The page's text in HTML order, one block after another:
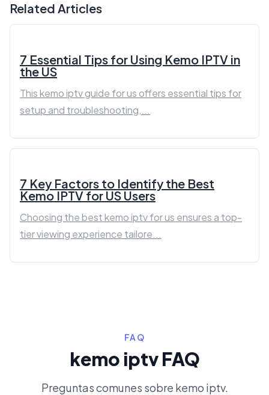
Related Articles
7 Essential Tips for Using Kemo IPTV in
the US
This kemo iptv guide for us offers essential tips for
setup and troubleshooting,...
7 Key Factors to Identify the Best
Kemo IPTV for US Users
Choosing the best kemo iptv for us ensures a top-
tier viewing experience tailore...
FAQ
kemo iptv FAQ
Preguntas comunes sobre kemo iptv.